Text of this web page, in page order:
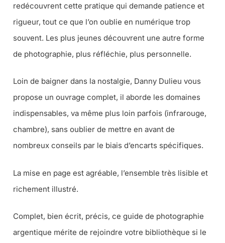
redécouvrent cette pratique qui demande patience et
rigueur, tout ce que l’on oublie en numérique trop
souvent. Les plus jeunes découvrent une autre forme
de photographie, plus réfléchie, plus personnelle.
Loin de baigner dans la nostalgie, Danny Dulieu vous
propose un ouvrage complet, il aborde les domaines
indispensables, va même plus loin parfois (infrarouge,
chambre), sans oublier de mettre en avant de
nombreux conseils par le biais d’encarts spécifiques.
La mise en page est agréable, l’ensemble très lisible et
richement illustré.
Complet, bien écrit, précis, ce guide de photographie
argentique mérite de rejoindre votre bibliothèque si le